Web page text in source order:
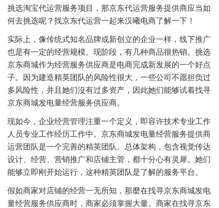
挑选淘宝代运营服务项目，那京东代运营服务提供商应当如
何去挑选呢？找京东代运营一起来汉曦电商了解一下！
实际上，像传统式知名品牌或新创立的企业一样，线下推广
也是有一定的经营规模。现阶段，有几种商品很热销。挑选
京东商城作为经营服务供应商是电商完成新发展的一个好点
子。因为建造精英团队的风险性很大，一些公司不愿担负过
多风险性，并且她们沒有过多资产，因此她们能够试着找寻
京东商城发电量经营服务供应商。
现如今，企业经营管理注重一个定义，即容许技术专业工作
人员专业工作经历工作中。京东商城发电量经营服务提供商
运营团队是一个完善的精英团队。总体架构，包含视觉传达
设计、经营、营销推广和店铺主管，都十分心有灵犀。她们
能够立即刚开始运行，这种精英团队是了解的服务平台。
假如商家对店铺的经营一无所知，那麼在找寻京东商城发电
量经营服务供应商时，商家必须掌握大量。商家在找寻京东